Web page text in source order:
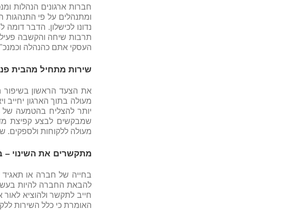
חברות ארגונים הנהלות
ומתנהלים על פי התנהגות
נדונו לכישלון. הדבר
תרבות שיחה והקשבה
העסקי אתם כהנהלה
שירות מתחיל מהבית
את הצעד הראשון בשיפור
מעולה בתוך הארגון
יותר להצליח בהטמעה של
שמבקשים לבצע קפיצת
מעולה ללקוחות ולספקים.
מתקשרים את השינוי –
בחייה של חברה או תאגיד
להבאת החברה להיות
חייב לתקשר ולהוציא
האומרת כי כלל השירות